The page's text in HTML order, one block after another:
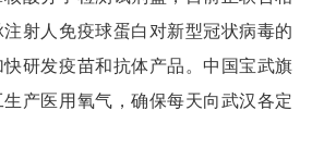
射人免疫球蛋白对新型冠状病毒的
研发疫苗和抗体产品。中国宝武旗
生产医用氧气，确保每天向武汉各定